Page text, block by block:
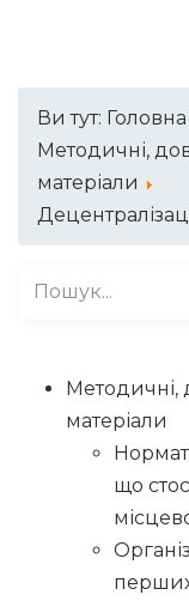
Ви тут: Головна
Методичні,
матеріали
Методичні,
матеріали
що